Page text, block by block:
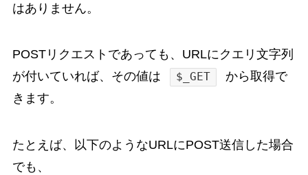
はありません。
POSTリクエストであっても、URLにクエリ文字列
が付いていれば、その値は
$_GET
から取得で
きます。
たとえば、以下のようなURLにPOST送信した場合
でも、